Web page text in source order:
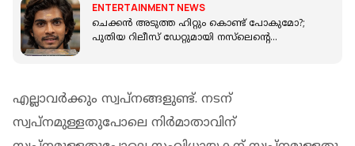
ENTERTAINMENT NEWS
ചെക്കൻ അടുത്ത ഹിറ്റും കൊണ്ട് പോകുമോ?;
പുതിയ റിലീസ് ഡേറ്റുമായി നസ്‌ലെന്റെ
എല്ലാവര്‍ക്കും സ്വപ്‌നങ്ങളുണ്ട്. നടന്
സ്വപ്‌നമുള്ളതുപോലെ നിര്‍മാതാവിന്